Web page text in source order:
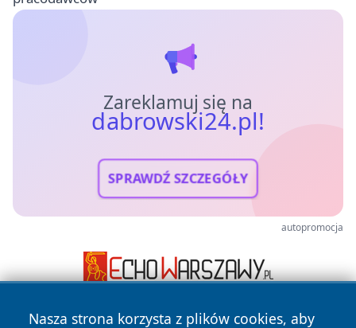
Zareklamuj się na
dabrowski24.pl!
SPRAWDŹ SZCZEGÓŁY
autopromocja
Nasza strona korzysta z plików cookies, aby